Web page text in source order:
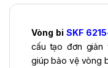
Vòng biSKF
cấu tạo đơn giản
giúp bảo vệ vòng